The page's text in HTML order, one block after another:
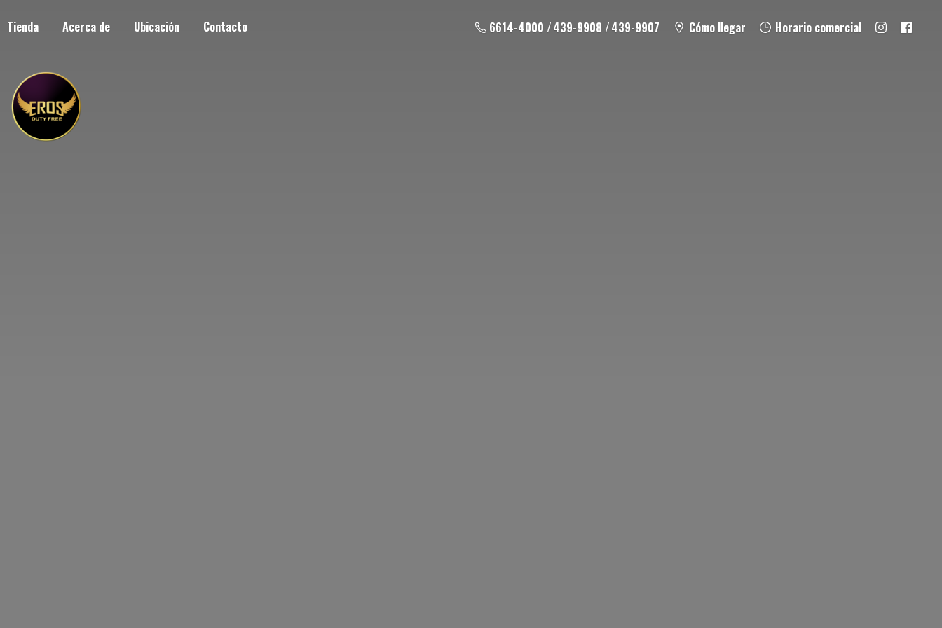
Tienda Acerca de Ubicación Contacto 6614-4000 / 439-9908 / 439-9907 Cómo llegar Horario comercial